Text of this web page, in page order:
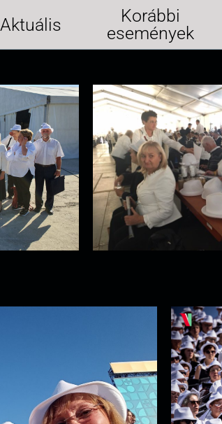
Aktuális
Korábbi
események